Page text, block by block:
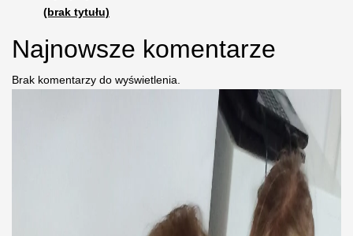
(brak tytułu)
Najnowsze komentarze
Brak komentarzy do wyświetlenia.